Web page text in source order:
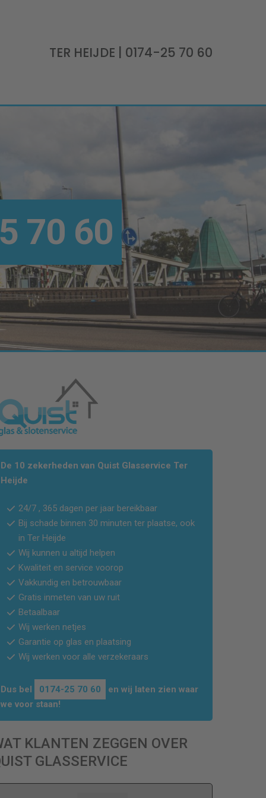
TER HEIJDE | 0174-25 70 60
70 60
De 10 zekerheden van Quist Glasservice Ter
Heijde
24/7 , 365 dagen per jaar bereikbaar
Bij schade binnen 30 minuten ter plaatse, ook
in Ter Heijde
Wij kunnen u altijd helpen
Kwaliteit en service voorop
Vakkundig en betrouwbaar
Gratis inmeten van uw ruit
Betaalbaar
Wij werken netjes
Garantie op glas en plaatsing
Wij werken voor alle verzekeraars
Dus bel 0174-25 70 60
en wij laten zien waar
we voor staan!
KLANTEN ZEGGEN OVER
GLASSERVICE